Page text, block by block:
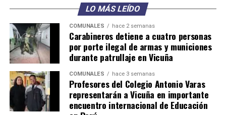
LO MÁS LEÍDO
COMUNALES hace 2 semanas
Carabineros detiene a cuatro personas
por porte ilegal de armas y municiones
durante patrullaje en Vicuña
COMUNALES hace 3 semanas
Profesores del Colegio Antonio Varas
representarán a Vicuña en importante
encuentro internacional de Educación